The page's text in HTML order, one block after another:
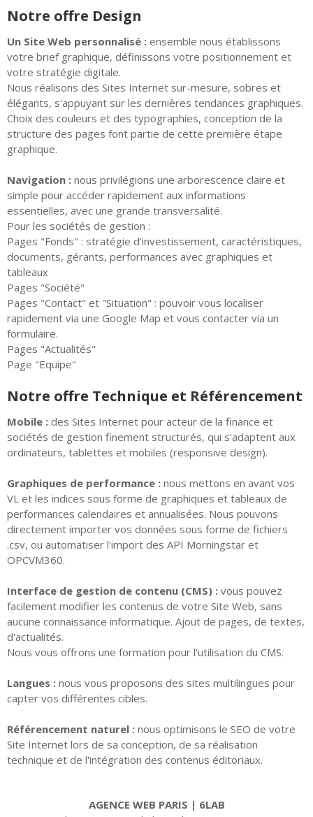
Notre offre Design
Un Site Web personnalisé : ensemble nous établissons
votre brief graphique, définissons votre positionnement et
votre stratégie digitale.
Nous réalisons des Sites Internet sur-mesure, sobres et
élégants, s'appuyant sur les dernières tendances graphiques.
Choix des couleurs et des typographies, conception de la
structure des pages font partie de cette première étape
graphique.
Navigation : nous privilégions une arborescence claire et
simple pour accéder rapidement aux informations
essentielles, avec une grande transversalité.
Pour les sociétés de gestion :
Pages "Fonds" : stratégie d'investissement, caractéristiques,
documents, gérants, performances avec graphiques et
tableaux
Pages "Société"
Pages "Contact" et "Situation" : pouvoir vous localiser
rapidement via une Google Map et vous contacter via un
formulaire.
Pages "Actualités"
Page "Equipe"
Notre offre Technique et Référencement
Mobile : des Sites Internet pour acteur de la finance et
sociétés de gestion finement structurés, qui s'adaptent aux
ordinateurs, tablettes et mobiles (responsive design).
Graphiques de performance : nous mettons en avant vos
VL et les indices sous forme de graphiques et tableaux de
performances calendaires et annualisées. Nous pouvons
directement importer vos données sous forme de fichiers
.csv, ou automatiser l'import des API Morningstar et
OPCVM360.
Interface de gestion de contenu (CMS) : vous pouvez
facilement modifier les contenus de votre Site Web, sans
aucune connaissance informatique. Ajout de pages, de textes,
d'actualités.
Nous vous offrons une formation pour l'utilisation du CMS.
Langues : nous vous proposons des sites multilingues pour
capter vos différentes cibles.
Référencement naturel : nous optimisons le SEO de votre
Site Internet lors de sa conception, de sa réalisation
technique et de l'intégration des contenus éditoriaux.
AGENCE WEB PARIS | 6LAB